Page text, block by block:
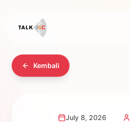
Kembali
July 8, 2026